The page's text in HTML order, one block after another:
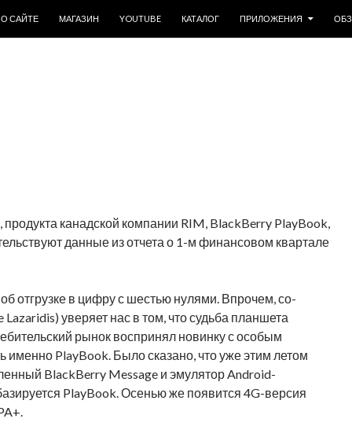
О САЙТЕ
МАГАЗИН YOUTUBE КАТАЛОГ ПРИЛОЖЕНИЯ
канадской компании RIM, BlackBerry PlayBook,
данные из отчета о 1-м финансовом квартале
отгрузке в цифру с шестью нулями. Впрочем, со-
уверяет нас в том, что судьба планшета
рынок воспринял новинку с особым
PlayBook. Было сказано, что уже этим летом
BlackBerry Message и эмулятор Android-
PlayBook. Осенью же появится 4G-версия